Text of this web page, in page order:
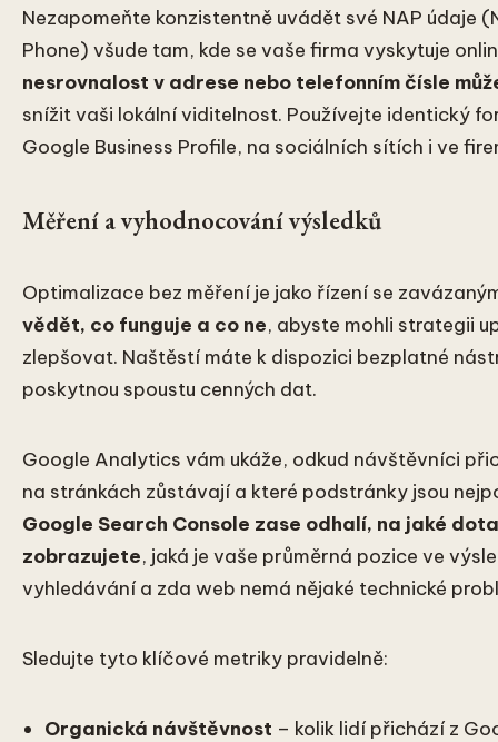
Nezapomeňte konzistentně uvádět své NAP údaje
Phone) všude tam, kde se vaše firma vyskytuje
nesrovnalost v adrese nebo telefonním čísle
snížit vaši lokální viditelnost. Používejte identický
Google Business Profile, na sociálních sítích i ve
Měření a vyhodnocování výsledků
Optimalizace bez měření je jako řízení se
vědět, co funguje a co ne, abyste mohli strategii
zlepšovat. Naštěstí máte k dispozici bezplatné
poskytnou spoustu cenných dat.
Google Analytics vám ukáže, odkud návštěvníci
na stránkách zůstávají a které podstránky jsou
Google Search Console zase odhalí, na jaké
zobrazujete, jaká je vaše průměrná pozice ve
vyhledávání a zda web nemá nějaké technické
Sledujte tyto klíčové metriky pravidelně:
Organická návštěvnost – kolik lidí přichází z